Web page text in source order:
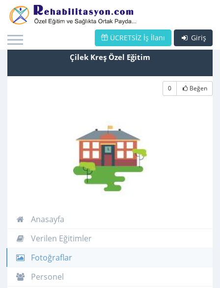
Giriş
ÜCRETSİZ İş İlanı
Çilek Kreş Özel Eğitim
0 Beğen
Anasayfa
Verilen Eğitimler
Fotoğraflar
Personel